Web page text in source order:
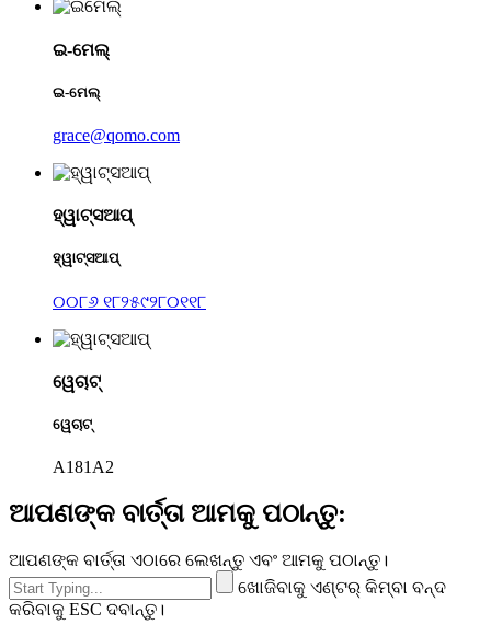
ଇ-ମେଲ୍
ଇ-ମେଲ୍
grace@qomo.com
ହ୍ୱାଟ୍ସଆପ୍
ହ୍ୱାଟ୍ସଆପ୍
୦୦୮୬ ୧୮୨୫୯୨୮୦୧୧୮
ୱେଚାଟ୍
ୱେଚାଟ୍
A181A2
ଆପଣଙ୍କ ବାର୍ତ୍ତା ଆମକୁ ପଠାନ୍ତୁ:
ଆପଣଙ୍କ ବାର୍ତ୍ତା ଏଠାରେ ଲେଖନ୍ତୁ ଏବଂ ଆମକୁ ପଠାନ୍ତୁ।
ଖୋଜିବାକୁ ଏଣ୍ଟର୍ କିମ୍ବା ବନ୍ଦ
କରିବାକୁ ESC ଦବାନ୍ତୁ।